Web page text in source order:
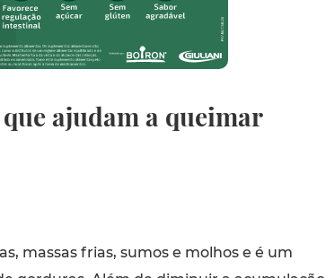
ajudam a queimar
massas frias, sumos e molhos e é um